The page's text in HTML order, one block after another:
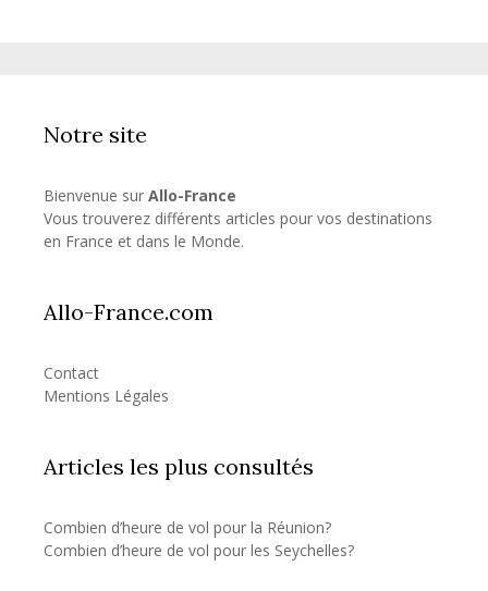
Notre site
Bienvenue sur Allo-France
Vous trouverez différents articles pour vos destinations
en France et dans le Monde.
Allo-France.com
Contact
Mentions Légales
Articles les plus consultés
Combien d’heure de vol pour la Réunion?
Combien d’heure de vol pour les Seychelles?